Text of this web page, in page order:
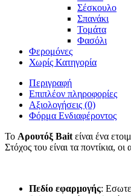
Σέσκουλο
Σπανάκι
Τομάτα
Φασόλι
Φερομόνες
Χωρίς Κατηγορία
Περιγραφή
Επιπλέον πληροφορίες
Αξιολογήσεις (0)
Φόρμα Ενδιαφέροντος
Το Αρουτόξ Bait είναι ένα
Στόχος του είναι τα ποντίκια,
Πεδίο εφαρμογής: